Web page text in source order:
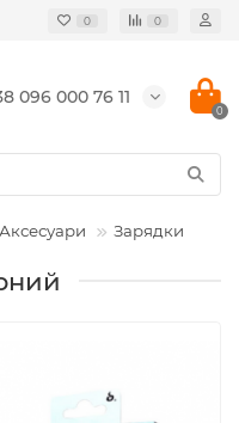
0 0
096 000 76 11
0
Аксесуари Зарядки